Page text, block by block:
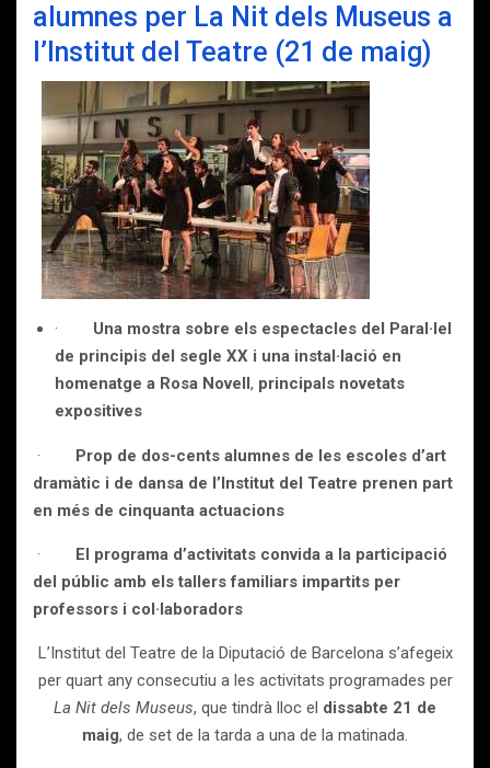
alumnes per La Nit dels Museus a
l’Institut del Teatre (21 de maig)
· Una mostra sobre els espectacles del Paral·lel
de principis del segle XX i una instal·lació en
homenatge a Rosa Novell, principals novetats
expositives
· Prop de dos-cents alumnes de les escoles d’art
dramàtic i de dansa de l’Institut del Teatre prenen part
en més de cinquanta actuacions
· El programa d’activitats convida a la participació
del públic amb els tallers familiars impartits per
professors i col·laboradors
L’Institut del Teatre de la Diputació de Barcelona s’afegeix
per quart any consecutiu a les activitats programades per
La Nit dels Museus, que tindrà lloc el dissabte 21 de
maig, de set de la tarda a una de la matinada.